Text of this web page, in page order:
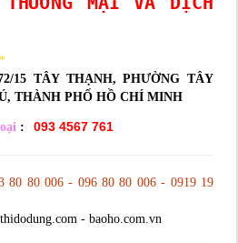
15 TÂY THẠNH, PHƯỜNG TÂY
THÀNH PHỐ HỒ CHÍ MINH
: 093 4567 761
80 80 006 - 096 80 80 006 - 0919 19
- baoho.com.vn